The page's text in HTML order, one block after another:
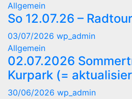
Allgemein
So 12.07.26 –
03/07/2026 wp_admin
Allgemein
02.07.2026
Kurpark (=
30/06/2026 wp_admin